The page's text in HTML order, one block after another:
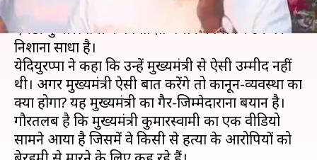
कर्नाटक भाजपा के अध्यक्ष बीएस येदियुरप्पा ने मुख्यमंत्री
एचडी कुमारस्वामी के विवादित बयान को लेकर उन पर
निशाना साधा है।
येदियुरप्पा ने कहा कि उन्हें मुख्यमंत्री से ऐसी उम्मीद नहीं
थी। अगर मुख्यमंत्री ऐसी बात करेंगे तो कानून-व्यवस्था का
क्या होगा? यह मुख्यमंत्री का गैर-जिम्मेदाराना बयान है।
गौरतलब है कि मुख्यमंत्री कुमारस्वामी का एक वीडियो
सामने आया है जिसमें वे किसी से हत्या के आरोपियों को